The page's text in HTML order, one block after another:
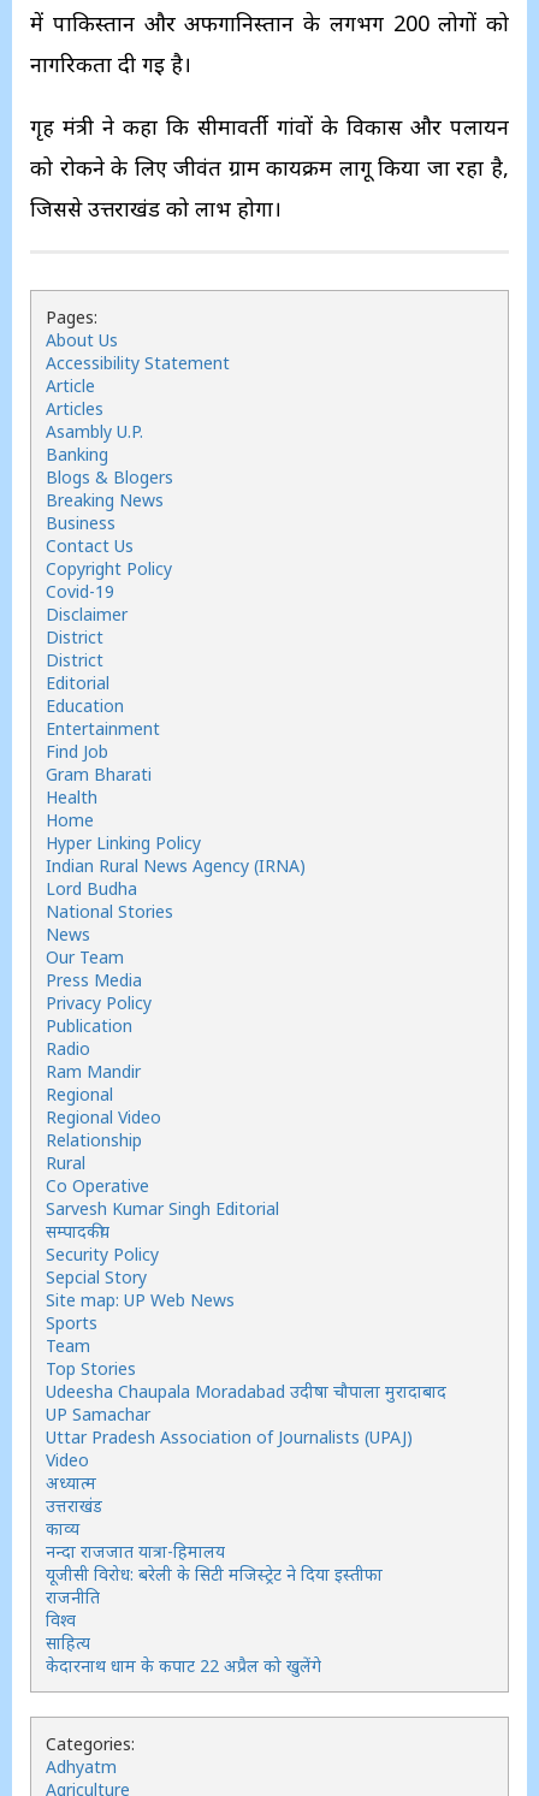
में पाकिस्तान और अफगानिस्तान के लगभग 200 लोगों को
नागरिकता दी गई है।
गृह मंत्री ने कहा कि सीमावर्ती गांवों के विकास और पलायन
को रोकने के लिए जीवंत ग्राम कार्यक्रम लागू किया जा रहा है,
जिससे उत्तराखंड को लाभ होगा।
Pages:
About Us
Accessibility Statement
Article
Articles
Asambly U.P.
Banking
Blogs & Blogers
Breaking News
Business
Contact Us
Copyright Policy
Covid-19
Disclaimer
District
District
Editorial
Education
Entertainment
Find Job
Gram Bharati
Health
Home
Hyper Linking Policy
Indian Rural News Agency (IRNA)
Lord Budha
National Stories
News
Our Team
Press Media
Privacy Policy
Publication
Radio
Ram Mandir
Regional
Regional Video
Relationship
Rural
Co Operative
Sarvesh Kumar Singh Editorial
सम्पादकीय
Security Policy
Sepcial Story
Site map: UP Web News
Sports
Team
Top Stories
Udeesha Chaupala Moradabad उदीषा चौपाला मुरादाबाद
UP Samachar
Uttar Pradesh Association of Journalists (UPAJ)
Video
अध्यात्म
उत्तराखंड
काव्य
नन्दा राजजात यात्रा-हिमालय
यूजीसी विरोध: बरेली के सिटी मजिस्ट्रेट ने दिया इस्तीफा
राजनीति
विश्व
साहित्य
केदारनाथ धाम के कपाट 22 अप्रैल को खुलेंगे
Categories:
Adhyatm
Agriculture